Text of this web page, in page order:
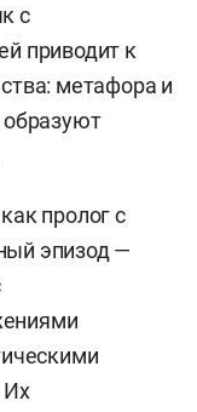
с
приводит к
метафора и
пролог с
эпизод —
Их